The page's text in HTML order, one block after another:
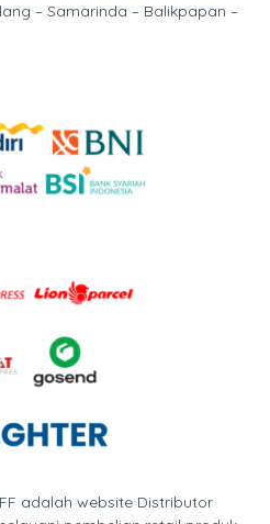
– Samarinda – Balikpapan –
adalah website Distributor